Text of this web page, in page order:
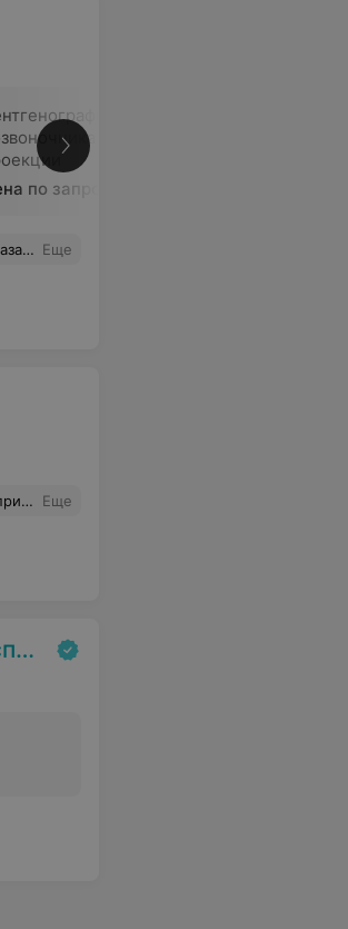
отдела
в одной
по запросу
Ивановна Еще
Еще